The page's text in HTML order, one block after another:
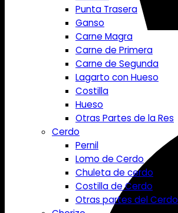
Punta Trasera
Ganso
Carne Magra
Carne de Primera
Carne de Segunda
Lagarto con Hueso
Costilla
Hueso
Otras Partes de la Res
Cerdo
Pernil
Lomo de Cerdo
Chuleta de cerdo
Costilla de Cerdo
Otras partes del Cerdo